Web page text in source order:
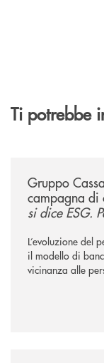
Ti potrebbe
Gruppo
campagna di
si dice ESG.
L’evoluzione del
il modello di
vicinanza alle